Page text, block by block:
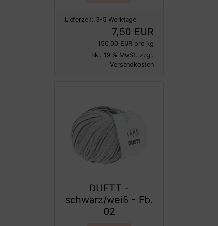
Lieferzeit: 3-5 Werktage
7,50 EUR
150,00 EUR pro kg
inkl. 19 % MwSt. zzgl.
Versandkosten
DUETT -
schwarz/weiß - Fb.
02